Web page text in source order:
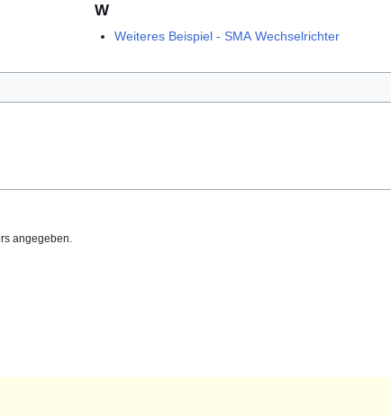
W
Weiteres Beispiel - SMA Wechselrichter
angegeben.